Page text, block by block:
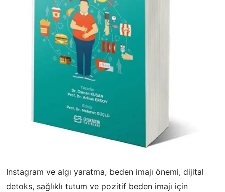
Instagram ve algı yaratma, beden imajı önemi, dijital
detoks, sağlıklı tutum ve pozitif beden imajı için